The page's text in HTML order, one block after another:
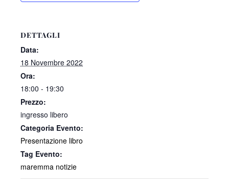
DETTAGLI
Data:
18 Novembre 2022
Ora:
18:00 - 19:30
Prezzo:
ingresso libero
Categoria Evento:
Presentazione libro
Tag Evento:
maremma notizie